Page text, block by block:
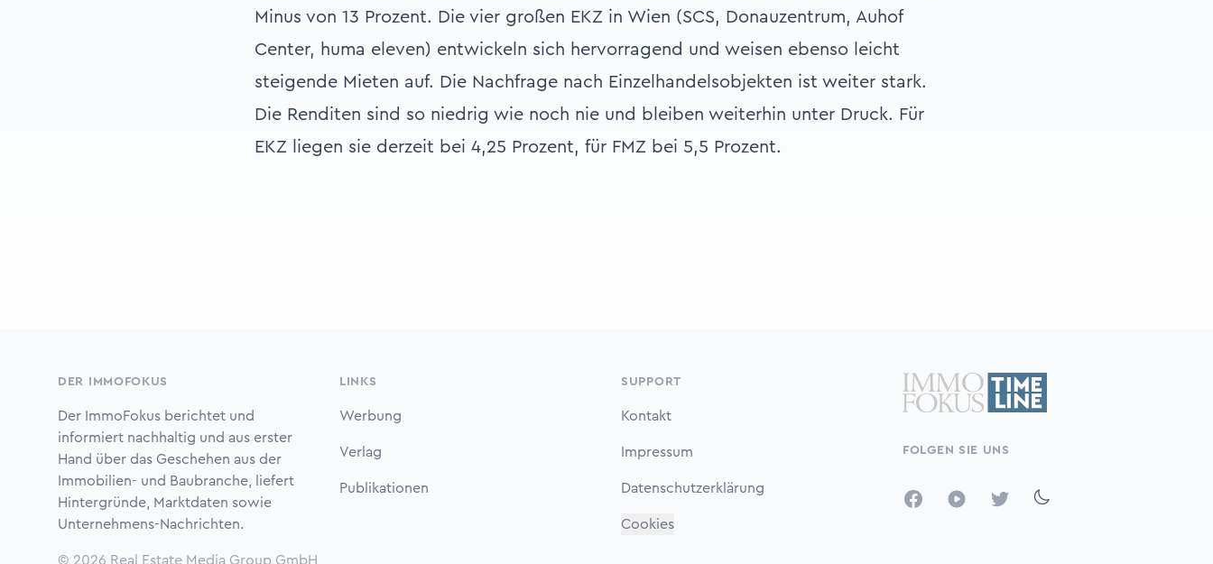
Minus von 13 Prozent. Die vier großen EKZ in Wien (SCS, Donauzentrum, Auhof
Center, huma eleven) entwickeln sich hervorragend und weisen ebenso leicht
steigende Mieten auf. Die Nachfrage nach Einzelhandelsobjekten ist weiter stark.
Die Renditen sind so niedrig wie noch nie und bleiben weiterhin unter Druck. Für
EKZ liegen sie derzeit bei 4,25 Prozent, für FMZ bei 5,5 Prozent.
DER IMMOFOKUS
Der ImmoFokus berichtet und
informiert nachhaltig und aus erster
Hand über das Geschehen aus der
Immobilien- und Baubranche, liefert
Hintergründe, Marktdaten sowie
Unternehmens-Nachrichten.
LINKS
Werbung
Verlag
Publikationen
SUPPORT
Kontakt
Impressum
Datenschutzerklärung
Cookies
FOLGEN SIE UNS
FacebookYouTubeTwitter
© 2026 Real Estate Media Group GmbH